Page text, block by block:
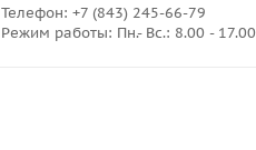
Телефон: +7 (843) 245-66-79
Режим работы: Пн.- Вс.: 8.00 - 17.00